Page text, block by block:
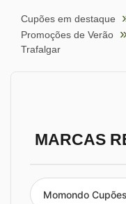
Cupões em destaque
Promoções de Verão
Trafalgar
MARCAS
Momondo